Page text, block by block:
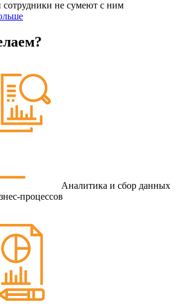
не сумеют с ним
Аналитика и сбор данных
процессов